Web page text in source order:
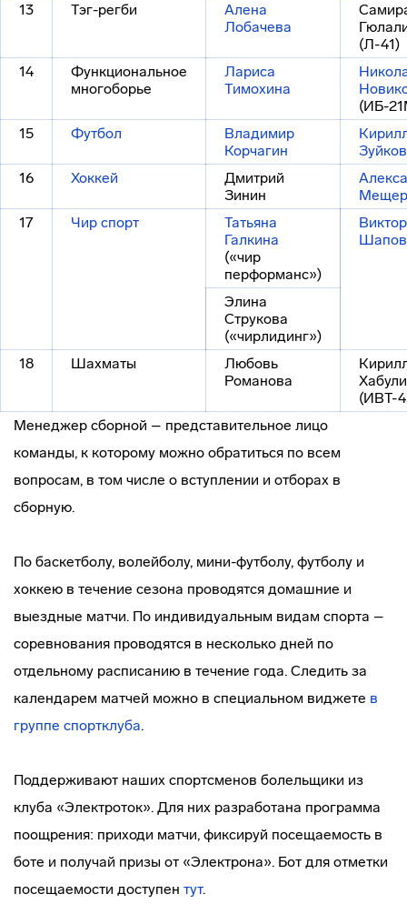
13
Тэг-регби
Алена
Лобачева
(Л-41)
14
Функциональное
многоборье
Лариса
Тимохина
(ИБ-
15
Футбол
Владимир
Корчагин
Зуйков
16
Хоккей
Дмитрий
Зинин
17
Чир спорт
Татьяна
Галкина
(«чир
перформанс»)
Элина
Струкова
(«чирлидинг»)
18
Шахматы
Любовь
Романова
(ИВТ-
Менеджер сборной – представительное лицо
команды, к которому можно обратиться по всем
вопросам, в том числе о вступлении и отборах в
сборную.
По баскетболу, волейболу, мини-футболу, футболу и
хоккею в течение сезона проводятся домашние и
выездные матчи. По индивидуальным видам спорта –
соревнования проводятся в несколько дней по
отдельному расписанию в течение года. Следить за
календарем матчей можно в специальном виджете в
группе спортклуба.
Поддерживают наших спортсменов болельщики из
клуба «Электроток». Для них разработана программа
поощрения: приходи матчи, фиксируй посещаемость в
боте и получай призы от «Электрона». Бот для отметки
посещаемости доступен тут.